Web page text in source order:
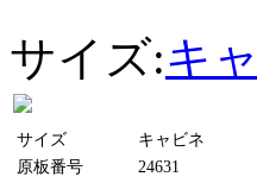
サイズ:キ
サイズ
キャビネ
原板番号
24631